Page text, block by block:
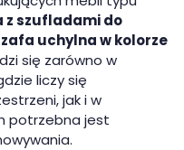
z szufladami do
uchylna w kolorze
się zarówno w
liczy się
jak i w
potrzebna jest